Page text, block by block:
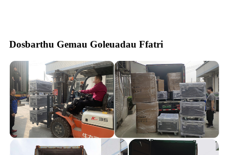
Dosbarthu Gemau Goleuadau Ffatri